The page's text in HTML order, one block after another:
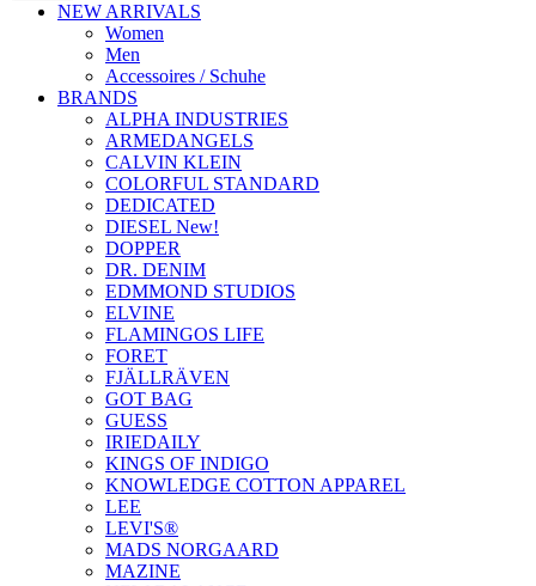
NEW ARRIVALS
Women
Men
Accessoires / Schuhe
BRANDS
ALPHA INDUSTRIES
ARMEDANGELS
CALVIN KLEIN
COLORFUL STANDARD
DEDICATED
DIESEL New!
DOPPER
DR. DENIM
EDMMOND STUDIOS
ELVINE
FLAMINGOS LIFE
FORET
FJÄLLRÄVEN
GOT BAG
GUESS
IRIEDAILY
KINGS OF INDIGO
KNOWLEDGE COTTON APPAREL
LEE
LEVI'S®
MADS NORGAARD
MAZINE